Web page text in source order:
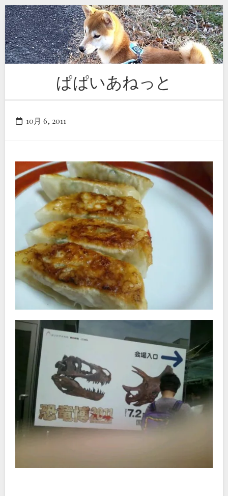
Skip
to
content
ぱぱいあねっと
10月 6, 2011